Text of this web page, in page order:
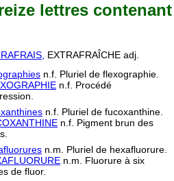
lettres contenant
EXTRAFRAÎCHE adj.
n.f. Pluriel de flexographie.
n.f. Procédé
n.f. Pluriel de fucoxanthine.
n.f. Pigment brun des
n.m. Pluriel de hexafluorure.
n.m. Fluorure à six
de fluor.